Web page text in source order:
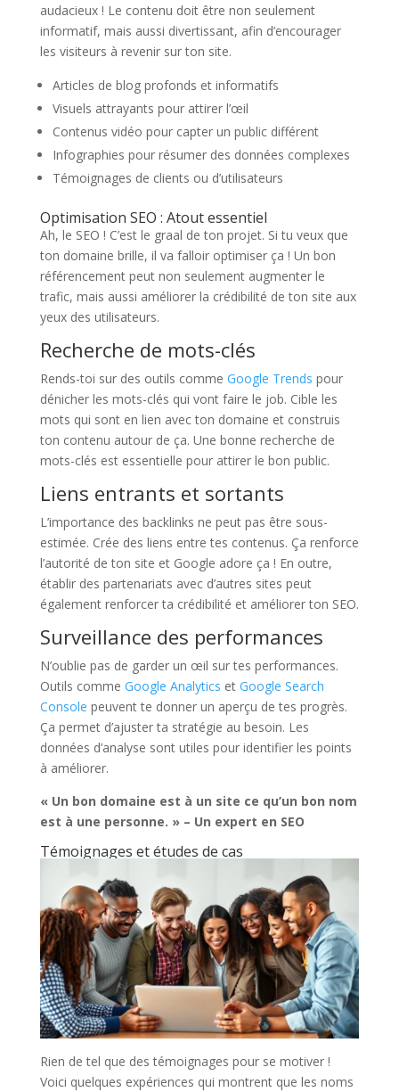
audacieux ! Le contenu doit être non seulement
informatif, mais aussi divertissant, afin d’encourager
les visiteurs à revenir sur ton site.
Articles de blog profonds et informatifs
Visuels attrayants pour attirer l’œil
Contenus vidéo pour capter un public différent
Infographies pour résumer des données complexes
Témoignages de clients ou d’utilisateurs
Optimisation SEO : Atout essentiel
Ah, le SEO ! C’est le graal de ton projet. Si tu veux que
ton domaine brille, il va falloir optimiser ça ! Un bon
référencement peut non seulement augmenter le
trafic, mais aussi améliorer la crédibilité de ton site aux
yeux des utilisateurs.
Recherche de mots-clés
Rends-toi sur des outils comme Google Trends pour
dénicher les mots-clés qui vont faire le job. Cible les
mots qui sont en lien avec ton domaine et construis
ton contenu autour de ça. Une bonne recherche de
mots-clés est essentielle pour attirer le bon public.
Liens entrants et sortants
L’importance des backlinks ne peut pas être sous-
estimée. Crée des liens entre tes contenus. Ça renforce
l’autorité de ton site et Google adore ça ! En outre,
établir des partenariats avec d’autres sites peut
également renforcer ta crédibilité et améliorer ton SEO.
Surveillance des performances
N’oublie pas de garder un œil sur tes performances.
Outils comme Google Analytics et Google Search
Console peuvent te donner un aperçu de tes progrès.
Ça permet d’ajuster ta stratégie au besoin. Les
données d’analyse sont utiles pour identifier les points
à améliorer.
« Un bon domaine est à un site ce qu’un bon nom
est à une personne. » – Un expert en SEO
Témoignages et études de cas
Rien de tel que des témoignages pour se motiver !
Voici quelques expériences qui montrent que les noms